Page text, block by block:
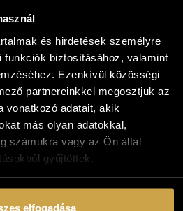
és hirdetések személyre
funkciók biztosításához, valamint
Ezenkívül közösségi
partnereinkkel megosztjuk az
vonatkozó adatait, akik
más olyan adatokkal,
számukra vagy az Ön által
gyűjtöttek.
elfogadása